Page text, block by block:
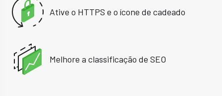
Ative o HTTPS e o ícone de cadeado
Melhore a classificação de SEO